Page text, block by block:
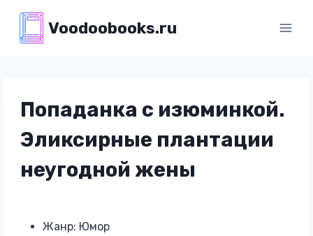
содержимому
Voodoobooks.ru
Попаданка с изюминкой.
Эликсирные плантации
неугодной жены
Жанр: Юмор